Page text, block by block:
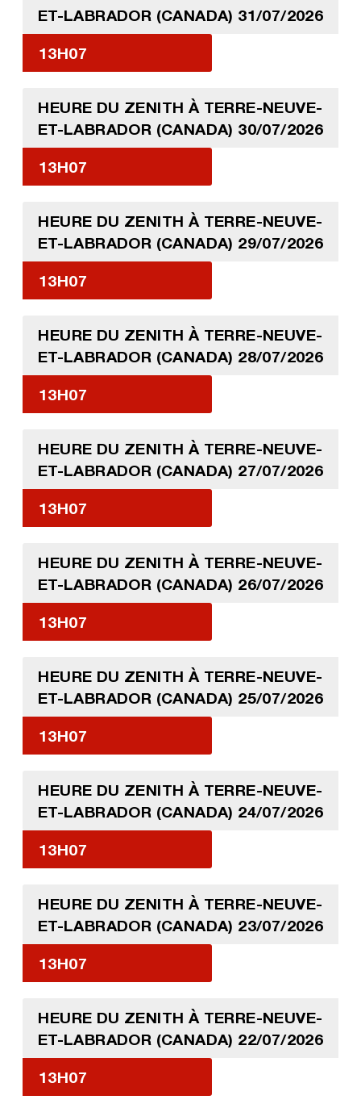
ET-LABRADOR (CANADA) 31/07/2026
13H07
HEURE DU ZENITH À TERRE-NEUVE-
ET-LABRADOR (CANADA) 30/07/2026
13H07
HEURE DU ZENITH À TERRE-NEUVE-
ET-LABRADOR (CANADA) 29/07/2026
13H07
HEURE DU ZENITH À TERRE-NEUVE-
ET-LABRADOR (CANADA) 28/07/2026
13H07
HEURE DU ZENITH À TERRE-NEUVE-
ET-LABRADOR (CANADA) 27/07/2026
13H07
HEURE DU ZENITH À TERRE-NEUVE-
ET-LABRADOR (CANADA) 26/07/2026
13H07
HEURE DU ZENITH À TERRE-NEUVE-
ET-LABRADOR (CANADA) 25/07/2026
13H07
HEURE DU ZENITH À TERRE-NEUVE-
ET-LABRADOR (CANADA) 24/07/2026
13H07
HEURE DU ZENITH À TERRE-NEUVE-
ET-LABRADOR (CANADA) 23/07/2026
13H07
HEURE DU ZENITH À TERRE-NEUVE-
ET-LABRADOR (CANADA) 22/07/2026
13H07